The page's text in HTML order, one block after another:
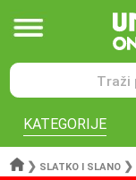
KATEGORIJE
❯ SLATKO I SLANO ❯